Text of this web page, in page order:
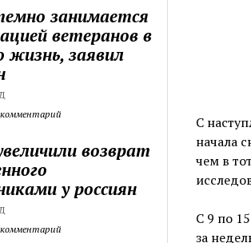
занимается
ветеранов в
жизнь, заявил
возврат
у россиян
С
начала
чем в
С 9 по
за